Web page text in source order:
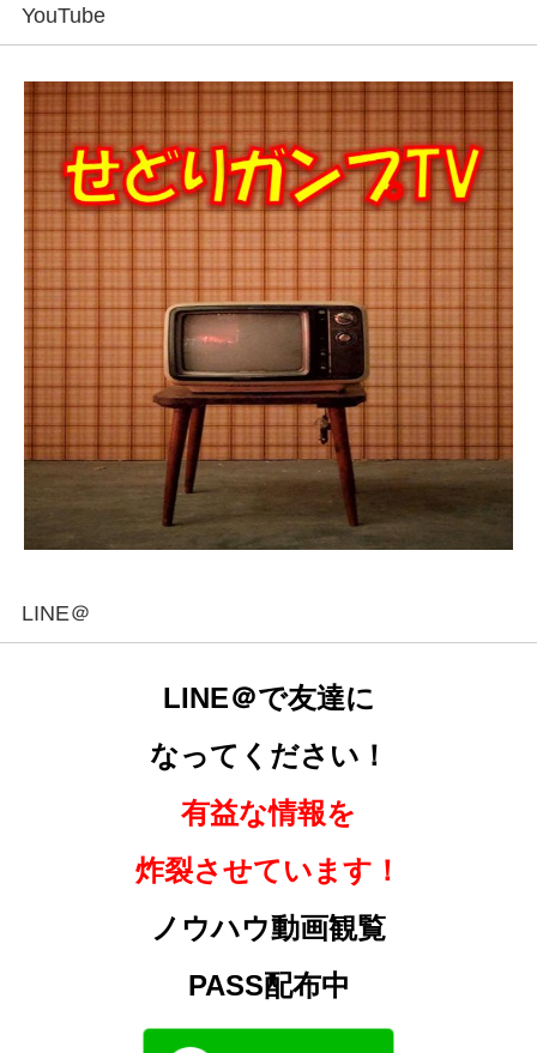
YouTube
LINE＠
LINE＠で友達に
なってください！
有益な情報を
炸裂させています！
ノウハウ動画観覧
PASS配布中